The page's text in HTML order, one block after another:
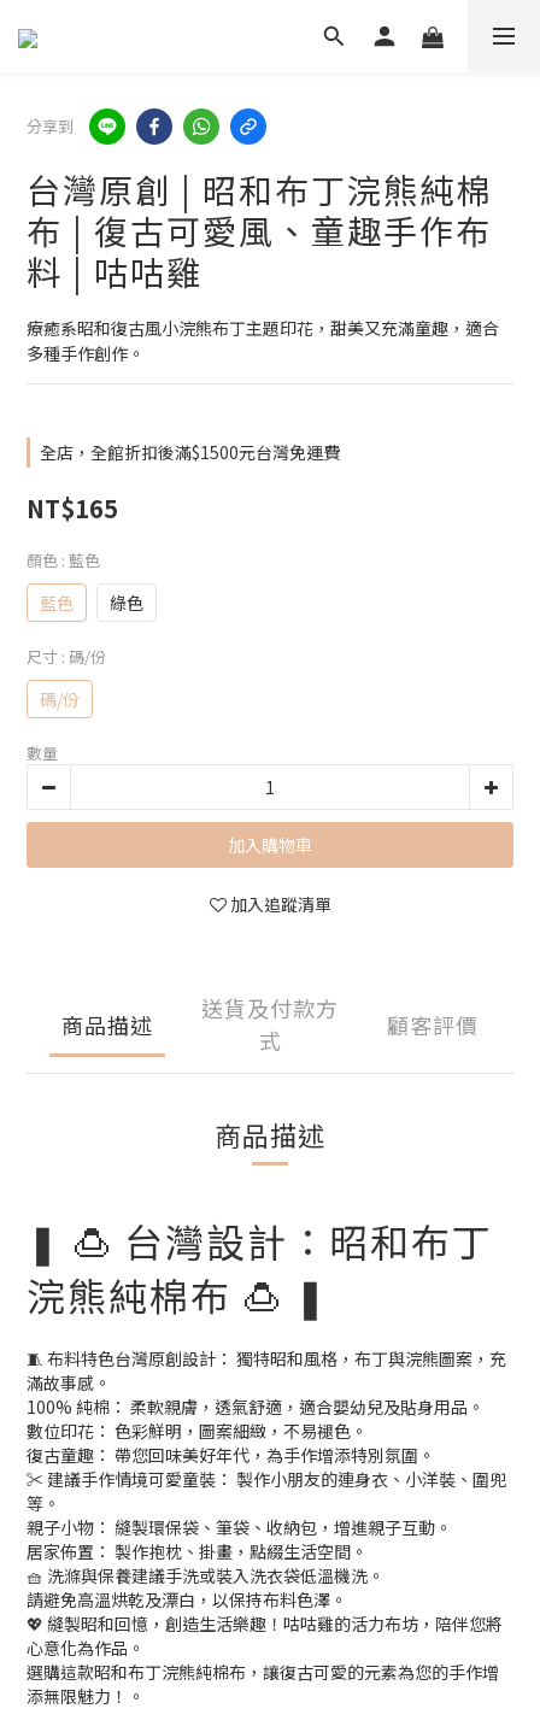
分享到
台灣原創 | 昭和布丁浣熊純棉
布 | 復古可愛風、童趣手作布
料 | 咕咕雞
療癒系昭和復古風小浣熊布丁主題印花，甜美又充滿童趣，適合
多種手作創作。
全店，全館折扣後滿$1500元台灣免運費
NT$165
顏色 : 藍色
藍色 綠色
尺寸 : 碼/份
碼/份
數量
加入購物車
加入追蹤清單
商品描述
送貨及付款方
式
顧客評價
商品描述
❚ 🍮 台灣設計：昭和布丁
浣熊純棉布 🍮 ❚
🧵 布料特色台灣原創設計： 獨特昭和風格，布丁與浣熊圖案，充
滿故事感。
100% 純棉： 柔軟親膚，透氣舒適，適合嬰幼兒及貼身用品。
數位印花： 色彩鮮明，圖案細緻，不易褪色。
復古童趣： 帶您回味美好年代，為手作增添特別氛圍。
✂️ 建議手作情境可愛童裝： 製作小朋友的連身衣、小洋裝、圍兜
等。
親子小物： 縫製環保袋、筆袋、收納包，增進親子互動。
居家佈置： 製作抱枕、掛畫，點綴生活空間。
🧺 洗滌與保養建議手洗或裝入洗衣袋低溫機洗。
請避免高溫烘乾及漂白，以保持布料色澤。
💖 縫製昭和回憶，創造生活樂趣！咕咕雞的活力布坊，陪伴您將
心意化為作品。
選購這款昭和布丁浣熊純棉布，讓復古可愛的元素為您的手作增
添無限魅力！。